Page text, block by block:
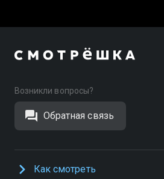
Возникли вопросы?
Обратная связь
Как смотреть